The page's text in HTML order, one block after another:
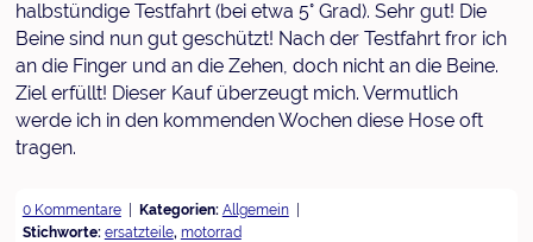
halbstündige Testfahrt (bei etwa 5° Grad). Sehr gut! Die
Beine sind nun gut geschützt! Nach der Testfahrt fror ich
an die Finger und an die Zehen, doch nicht an die Beine.
Ziel erfüllt! Dieser Kauf überzeugt mich. Vermutlich
werde ich in den kommenden Wochen diese Hose oft
tragen.
0 Kommentare Kategorien: Allgemein
Stichworte: ersatzteile, motorrad